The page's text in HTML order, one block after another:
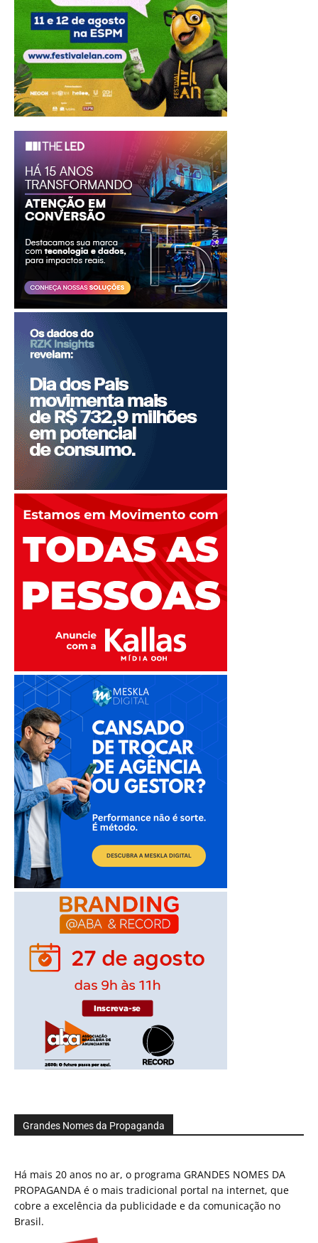
Grandes Nomes da Propaganda
Há mais 20 anos no ar, o programa GRANDES NOMES DA
PROPAGANDA é o mais tradicional portal na internet, que
cobre a excelência da publicidade e da comunicação no
Brasil.